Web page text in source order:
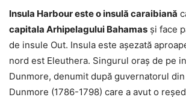
Insula Harbour este o insulă caraibiană
capitala Arhipelagului Bahamas și face
de insule Out. Insula este așezată
nord est Eleuthera. Singurul oraș de pe
Dunmore, denumit după guvernatorul din
Dunmore (1786-1798) care a avut o